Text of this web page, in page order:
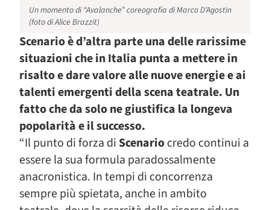
Un momento di “Avalanche” coreografia di Marco D’Agostin
(foto di Alice Brazzit)
Scenario è d’altra parte una delle rarissime
situazioni che in Italia punta a mettere in
risalto e dare valore alle nuove energie e ai
talenti emergenti della scena teatrale. Un
fatto che da solo ne giustifica la longeva
popolarità e il successo.
“Il punto di forza di Scenariocredo continui a
essere la sua formula paradossalmente
anacronistica. In tempi di concorrenza
sempre più spietata, anche in ambito